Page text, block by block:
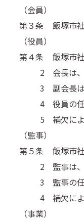
（会員）
第３条
飯塚市
（役員）
第４条
飯塚市
2
会長は
3
副会長
4
役員の
5
補欠に
（監事）
第５条
飯塚市
2
監事は
3
監事の
4
補欠に
（事業）